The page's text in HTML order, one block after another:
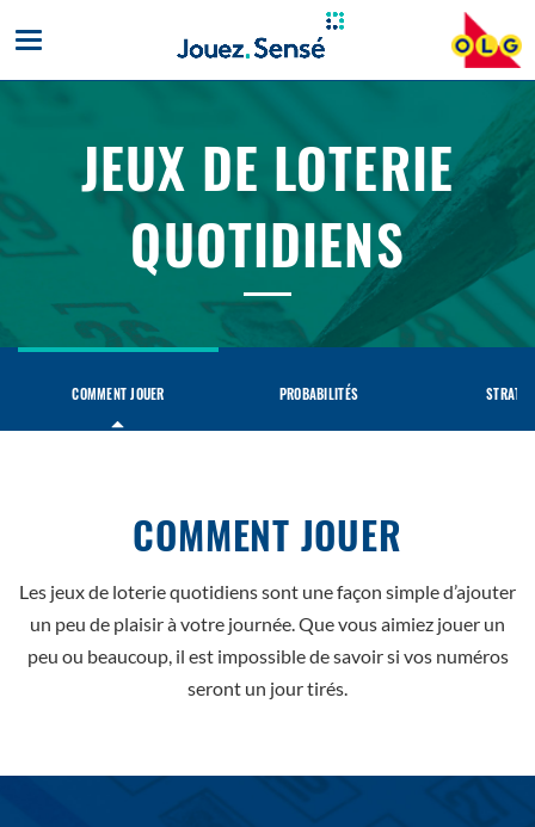
JEUX DE LOTERIE
QUOTIDIENS
Jeux
loterie
quotidiens
COMMENT JOUER PROBABILITÉS
COMMENT JOUER
Les jeux de loterie quotidiens sont une façon simple d’ajouter
un peu de plaisir à votre journée. Que vous aimiez jouer un
peu ou beaucoup, il est impossible de savoir si vos numéros
seront un jour tirés.